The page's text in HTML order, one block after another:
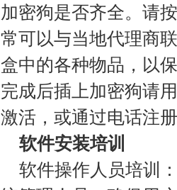
加密狗是否齐全。请
常可以与当地代理商
盒中的各种物品，以
完成后插上加密狗请
激活，或通过电话注
软件安装培训
软件操作人员培训